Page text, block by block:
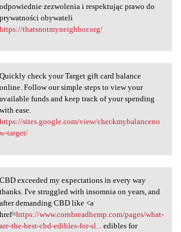
odpowiednie zezwolenia i respektując prawo do
prywatności obywateli
https://thatsnotmyneighbor.org/
check your Target
Quickly check your Target gift card balance
online. Follow our simple steps to view your
available funds and keep track of your spending
with ease.
https://sites.google.com/view/checkmybalanceno
w-target/
exceeded my expectations
CBD exceeded my expectations in every way
thanks. I've struggled with insomnia on years, and
after demanding CBD like <a
href=https://www.cornbreadhemp.com/pages/what-
are-the-best-cbd-edibles-for-sl...edibles for